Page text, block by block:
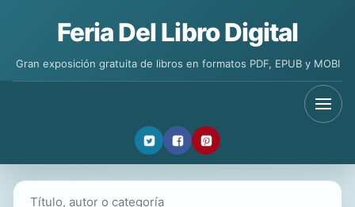
Feria Del Libro Digital
Gran exposición gratuita de libros en formatos PDF, EPUB y MOBI